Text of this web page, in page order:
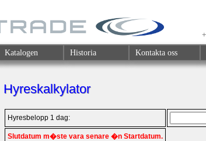
Katalogen Historia Kontakta oss
Hyreskalkylator
Hyresbelopp 1 dag:
Slutdatum m�ste vara senare �n Startdatum.